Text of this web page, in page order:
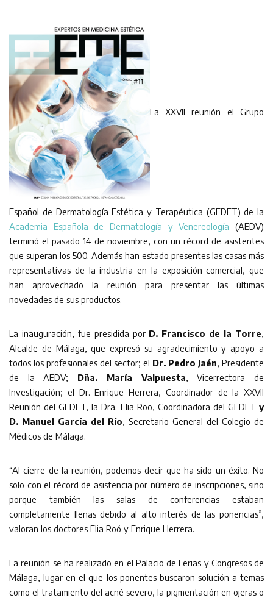
La XXVII reunión el Grupo
Español de Dermatología Estética y Terapéutica (GEDET) de la
Academia Española de Dermatología y Venereología (AEDV)
terminó el pasado 14 de noviembre, con un récord de asistentes
que superan los 500. Además han estado presentes las casas más
representativas de la industria en la exposición comercial, que
han aprovechado la reunión para presentar las últimas
novedades de sus productos.
La inauguración, fue presidida por D. Francisco de la Torre,
Alcalde de Málaga, que expresó su agradecimiento y apoyo a
todos los profesionales del sector; el Dr. Pedro Jaén, Presidente
de la AEDV; Dña. María Valpuesta, Vicerrectora de
Investigación; el Dr. Enrique Herrera, Coordinador de la XXVII
Reunión del GEDET, la Dra. Elia Roo, Coordinadora del GEDET y
D. Manuel García del Río, Secretario General del Colegio de
Médicos de Málaga.
“Al cierre de la reunión, podemos decir que ha sido un éxito. No
solo con el récord de asistencia por número de inscripciones, sino
porque también las salas de conferencias estaban
completamente llenas debido al alto interés de las ponencias”,
valoran los doctores Elia Roó y Enrique Herrera.
La reunión se ha realizado en el Palacio de Ferias y Congresos de
Málaga, lugar en el que los ponentes buscaron solución a temas
como el tratamiento del acné severo, la pigmentación en ojeras o